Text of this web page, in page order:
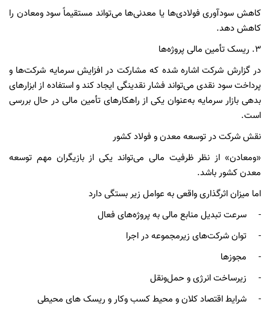
کاهش سودآوری فولادی‌ها یا معدنی‌ها می‌تواند مستقیماً سود ومعادن را
کاهش دهد.
۳. ریسک تأمین مالی پروژه‌ها
در گزارش شرکت اشاره شده که مشارکت در افزایش سرمایه شرکت‌ها و
پرداخت سود نقدی می‌تواند فشار نقدینگی ایجاد کند و استفاده از ابزارهای
بدهی بازار سرمایه به‌عنوان یکی از راهکارهای تأمین مالی در حال بررسی
است.
نقش شرکت در توسعه معدن و فولاد کشور
«ومعادن» از نظر ظرفیت مالی می‌تواند یکی از بازیگران مهم توسعه
معدن کشور باشد.
اما میزان اثرگذاری واقعی به عوامل زیر بستگی دارد
- سرعت تبدیل منابع مالی به پروژه‌های فعال
- توان شرکت‌های زیرمجموعه در اجرا
- مجوزها
- زیرساخت انرژی و حمل‌ونقل
- شرایط اقتصاد کلان و محیط کسب وکار و ریسک های محیطی